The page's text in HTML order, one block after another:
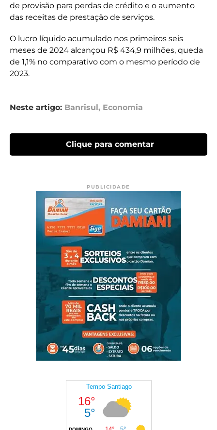
de provisão para perdas de crédito e o aumento
das receitas de prestação de serviços.
O lucro líquido acumulado nos primeiros seis
meses de 2024 alcançou R$ 434,9 milhões, queda
de 1,1% no comparativo com o mesmo período de
2023.
Neste artigo: Banrisul, Economia
Clique para comentar
PUBLICIDADE